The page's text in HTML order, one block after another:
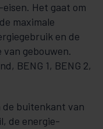
Het gaat om
maximale
en de
gebouwen.
BENG 1, BENG 2,
de buitenkant van
de ener­gie­